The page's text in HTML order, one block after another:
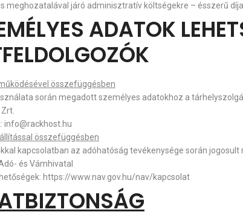
meghozatalával járó adminisztratív költségekre – ésszerű
ADATOK
összefüggésben
során megadott személyes adatokhoz a
info@rackhost.hu
összefüggésben
kapcsolatban az adóhatóság tevékenysége során
és Vámhivatal
https://www.nav.gov.hu/nav/kapcsolat
G